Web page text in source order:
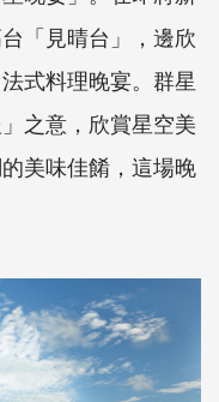
「見晴台」，邊欣
式料理晚宴。群星
之意，欣賞星空美
美味佳餚，這場晚